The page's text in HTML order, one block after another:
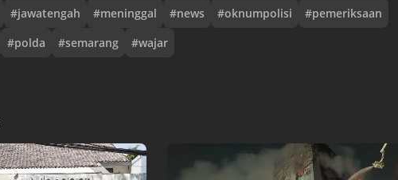
#jawatengah #meninggal #news #oknumpolisi #pemeriksaan
#polda #semarang #wajar